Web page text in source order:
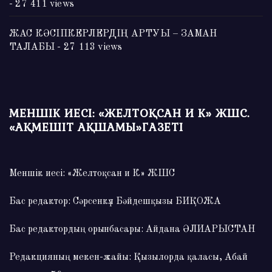
- 27 411 views
ЖАС КӘСІПКЕРЛЕРДІҢ АРТУЫ – ЗАМАН
ТАЛАБЫ - 27 113 views
МЕНШІК ИЕСІ: «ЖЕЛТОҚСАН И К» ЖШС.
«АҚМЕШІТ АҚШАМЫ»ГАЗЕТІ
Меншік иесі: «Желтоқсан и К» ЖШС
Бас редактор: Сәрсенкүл Бәйдешқызы БИҚОЖА
Бас редактордың орынбасары: Айдана ӘЛИАРЫСТАН
Редакцияның мекен-жайы: Қызылорда қаласы, Абай